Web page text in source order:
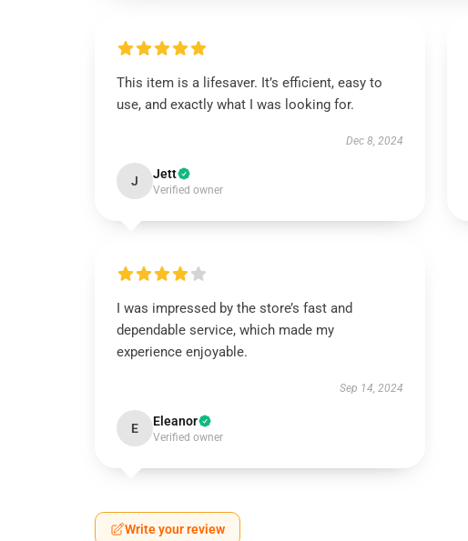
This item is a lifesaver. It’s efficient, easy to
use, and exactly what I was looking for.
Dec 8, 2024
J Jett
Verified owner
I was impressed by the store’s fast and
dependable service, which made my
experience enjoyable.
Sep 14, 2024
E Eleanor
Verified owner
Write your review